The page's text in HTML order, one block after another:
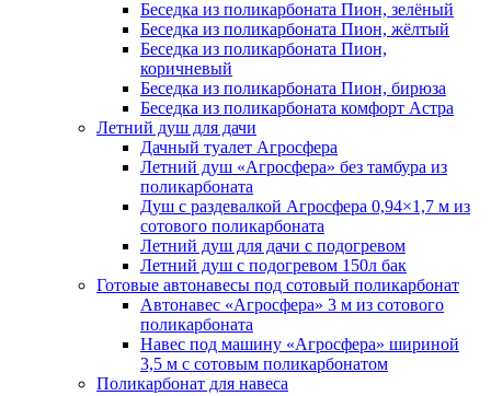
Беседка из поликарбоната Пион, зелёный
Беседка из поликарбоната Пион, жёлтый
Беседка из поликарбоната Пион,
коричневый
Беседка из поликарбоната Пион, бирюза
Беседка из поликарбоната комфорт Астра
Летний душ для дачи
Дачный туалет Агросфера
Летний душ «Агросфера» без тамбура из
поликарбоната
Душ с раздевалкой Агросфера 0,94×1,7 м из
сотового поликарбоната
Летний душ для дачи с подогревом
Летний душ с подогревом 150л бак
Готовые автонавесы под сотовый поликарбонат
Автонавес «Агросфера» 3 м из сотового
поликарбоната
Навес под машину «Агросфера» шириной
3,5 м с сотовым поликарбонатом
Поликарбонат для навеса